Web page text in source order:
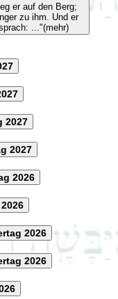
er auf den Berg;
ihm. Und er
tat seinen Mund auf, lehrte sie und sprach: ..."(mehr)
2027
2027
2026
2026
2026